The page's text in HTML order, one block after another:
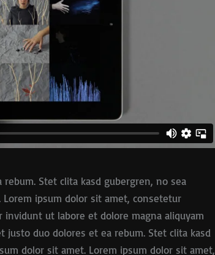
Stet clita kasd gubergren, no sea
ipsum dolor sit amet, consetetur
ut labore et dolore magna aliquyam
justo duo dolores et ea rebum. Stet clita kasd
dolor sit amet. Lorem ipsum dolor sit amet,